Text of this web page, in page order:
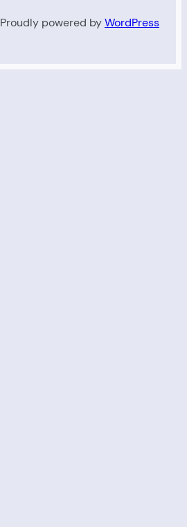
Proudly powered byWordPress